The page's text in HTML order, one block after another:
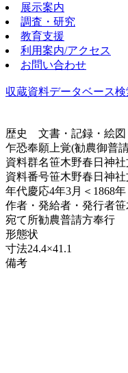
展示案内
調査・研究
教育支援
利用案内/アクセス
お問い合わせ
収蔵資料データベース検
歴史
文書・記録・絵図
乍恐奉願上覚(勧農御普
資料群名笹木野春日神
資料番号笹木野春日神社
年代慶応4年3月＜1868年
作者・発給者・発行者笹
宛て所勧農普請方奉行
形態状
寸法24.4×41.1
備考